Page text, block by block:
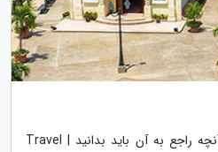
راهنمای سفر به اکوادور و هر آنچه راجع به آن باید بدانید | Travel